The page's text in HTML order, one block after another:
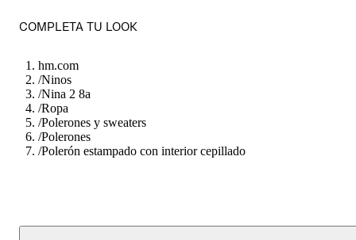
COMPLETA TU LOOK
hm.com
/Ninos
/Nina 2 8a
/Ropa
/Polerones y sweaters
/Polerones
/Polerón estampado con interior cepillado